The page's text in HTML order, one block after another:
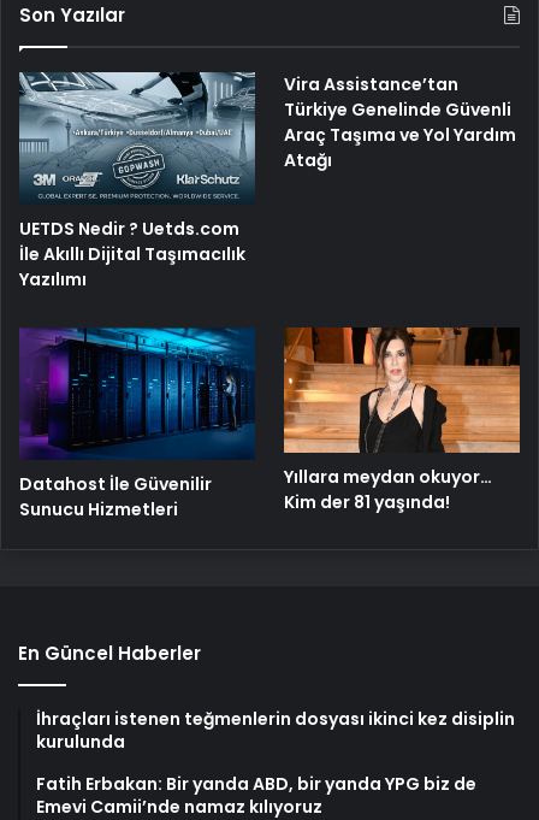
Son Yazılar
UETDS Nedir ? Uetds.com
İle Akıllı Dijital Taşımacılık
Yazılımı
Vira Assistance’tan
Türkiye Genelinde Güvenli
Araç Taşıma ve Yol Yardım
Atağı
Datahost İle Güvenilir
Sunucu Hizmetleri
Yıllara meydan okuyor…
Kim der 81 yaşında!
En Güncel Haberler
İhraçları istenen teğmenlerin dosyası ikinci kez disiplin
kurulunda
Fatih Erbakan: Bir yanda ABD, bir yanda YPG biz de
Emevi Camii’nde namaz kılıyoruz